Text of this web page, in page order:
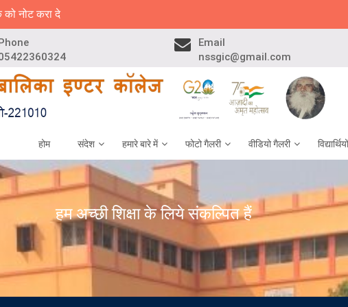
को नोट करा दे
Email
nssgic@gmail.com
होम संदेश हमारे बारे में फोटो गैलरी वीडियो गैलरी
हम अच्छी शिक्षा के लिये संकल्पित हैं